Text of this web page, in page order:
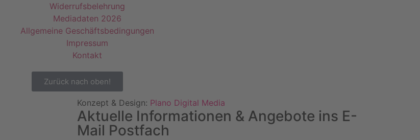
Widerrufsbelehrung
Mediadaten 2026
Allgemeine Geschäftsbedingungen
Impressum
Kontakt
Zurück nach oben!
Konzept & Design: Plano Digital Media
Aktuelle Informationen & Angebote ins E-
Mail Postfach